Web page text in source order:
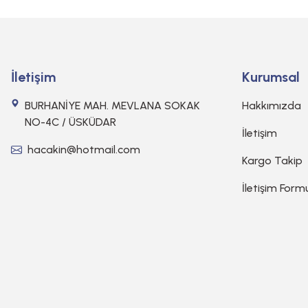
İletişim
BURHANİYE MAH. MEVLANA SOKAK
NO-4C / ÜSKÜDAR
hacakin@hotmail.com
Kurumsal
Hakkımızda
İletişim
Kargo Takip
İletişim